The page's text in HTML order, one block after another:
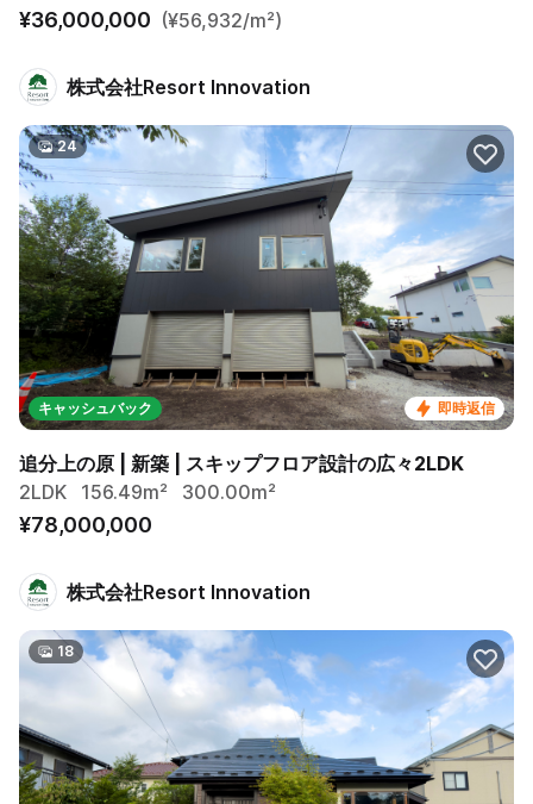
¥36,000,000 (¥56,932/m²)
株式会社Resort Innovation
即時返信
キャッシュバック
24
追分上の原 | 新築 | スキップフロア設計の広々2LDK
2LDK
156.49m² 300.00m²
¥78,000,000
株式会社Resort Innovation
18